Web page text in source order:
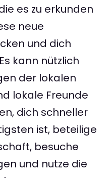
es zu erkunden
neue
und dich
kann nützlich
der lokalen
lokale Freunde
dich schneller
ist, beteilige
besuche
und nutze die